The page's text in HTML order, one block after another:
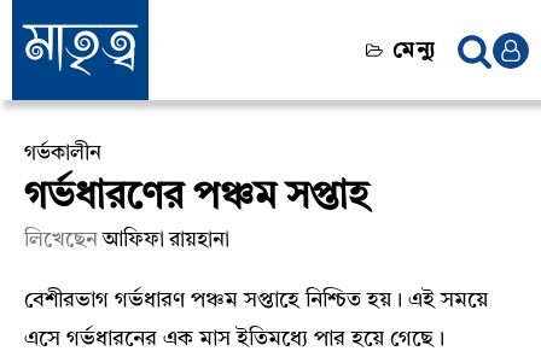
মেন্যু
গর্ভকালীন
গর্ভধারণের পঞ্চম সপ্তাহ
লিখেছেনআফিফা রায়হানা
বেশীরভাগ গর্ভধারণ পঞ্চম সপ্তাহে নিশ্চিত হয়। এই সময়ে
এসে গর্ভধারনের এক মাস ইতিমধ্যে পার হয়ে গেছে।